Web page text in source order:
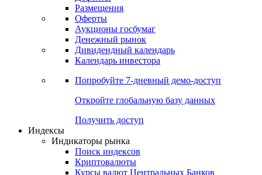
Получить доступ
Календарь
Календарь событий
Дефолты
Размещения
Оферты
Денежный рынок
Календарь инвестора
Попробуйте7-дневный
Откройте глобальную базу данных
Получить доступ